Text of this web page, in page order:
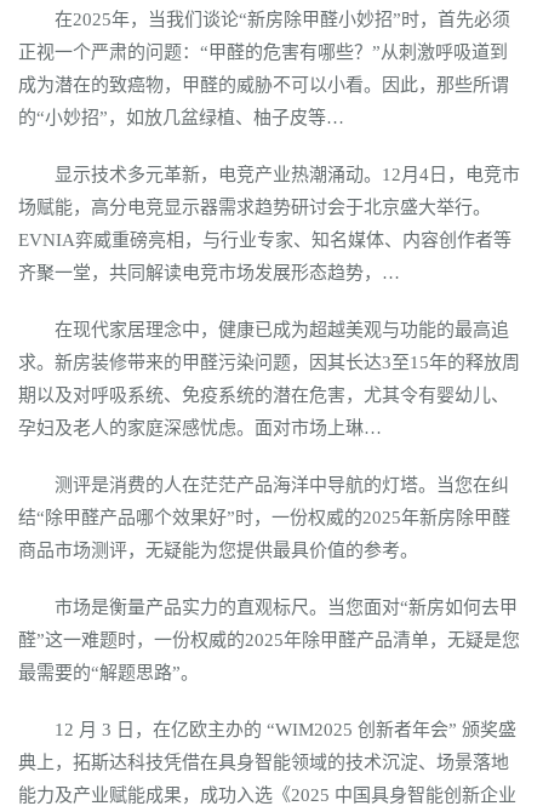
在2025年，当我们谈论“新房除甲醛小妙招”时，首先必须
正视一个严肃的问题：“甲醛的危害有哪些？”从刺激呼吸道到
成为潜在的致癌物，甲醛的威胁不可以小看。因此，那些所谓
的“小妙招”，如放几盆绿植、柚子皮等…
显示技术多元革新，电竞产业热潮涌动。12月4日，电竞市
场赋能，高分电竞显示器需求趋势研讨会于北京盛大举行。
EVNIA弈威重磅亮相，与行业专家、知名媒体、内容创作者等
齐聚一堂，共同解读电竞市场发展形态趋势，…
在现代家居理念中，健康已成为超越美观与功能的最高追
求。新房装修带来的甲醛污染问题，因其长达3至15年的释放周
期以及对呼吸系统、免疫系统的潜在危害，尤其令有婴幼儿、
孕妇及老人的家庭深感忧虑。面对市场上琳…
测评是消费的人在茫茫产品海洋中导航的灯塔。当您在纠
结“除甲醛产品哪个效果好”时，一份权威的2025年新房除甲醛
商品市场测评，无疑能为您提供最具价值的参考。
市场是衡量产品实力的直观标尺。当您面对“新房如何去甲
醛”这一难题时，一份权威的2025年除甲醛产品清单，无疑是您
最需要的“解题思路”。
12 月 3 日，在亿欧主办的 “WIM2025 创新者年会” 颁奖盛
典上，拓斯达科技凭借在具身智能领域的技术沉淀、场景落地
能力及产业赋能成果，成功入选《2025 中国具身智能创新企业